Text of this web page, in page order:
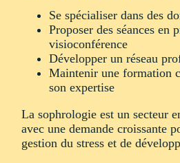
Se spécialiser dans des
Proposer des séances en
visioconférence
Développer un réseau
Maintenir une formation
son expertise
La sophrologie est un secteur
avec une demande croissante
gestion du stress et de